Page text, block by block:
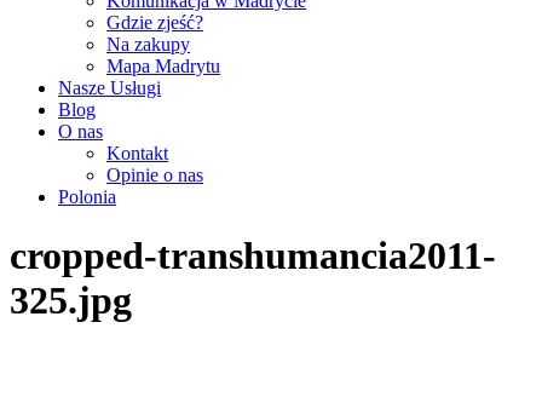
Gdzie zjeść?
Na zakupy
Mapa Madrytu
Nasze Usługi
Blog
O nas
Kontakt
Opinie o nas
Polonia
cropped-transhumancia2011-
325.jpg